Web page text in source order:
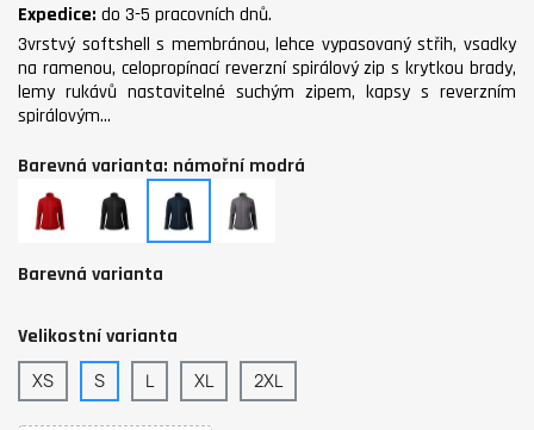
Expedice: do 3-5 pracovních dnů.
3vrstvý softshell s membránou, lehce vypasovaný střih, vsadky
na ramenou, celopropínací reverzní spirálový zip s krytkou brady,
lemy rukávů nastavitelné suchým zipem, kapsy s reverzním
spirálovým…
Barevná varianta: námořní modrá
červená černá
námořní
modrá
ocelově
šedá
Barevná varianta
Velikostní varianta
XS S L XL 2XL